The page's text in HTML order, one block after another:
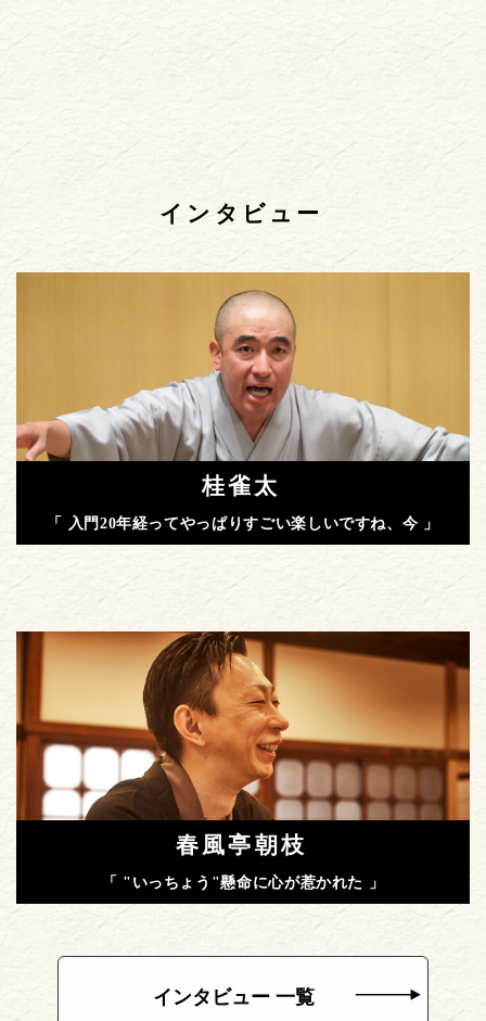
インタビュー
桂雀太
「 入門20年経ってやっぱりすごい楽しいですね、今 」
春風亭朝枝
「 "いっちょう"懸命に心が惹かれた 」
インタビュー 一覧